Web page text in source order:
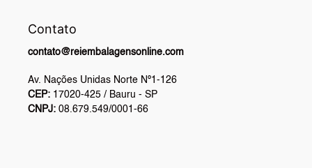
Contato
contato@reiembalagensonline.com
Av. Nações Unidas Norte Nº1-126
CEP: 17020-425 / Bauru - SP
CNPJ: 08.679.549/0001-66